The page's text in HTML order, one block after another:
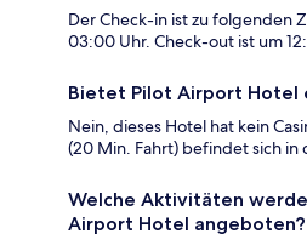
Der Check-in ist zu folgenden
03:00 Uhr. Check-out ist um
Bietet Pilot Airport Hotel
Nein, dieses Hotel hat kein
(20 Min. Fahrt) befindet sich in
Welche Aktivitäten
Airport Hotel angeboten?